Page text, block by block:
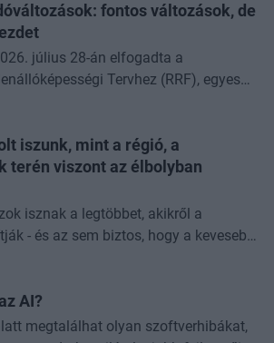
fontos változások, de
július 28-án elfogadta a
Tervhez (RRF), egyes
v
iszunk, mint a régió, a
terén viszont az élbolyban
isznak a legtöbbet, akikről a
- és az sem biztos, hogy a kevesebb
AI?
megtalálhat olyan szoftverhibákat,